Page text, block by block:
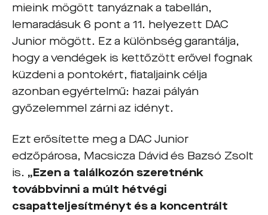
mieink mögött tanyáznak a tabellán,
lemaradásuk 6 pont a 11. helyezett DAC
Junior mögött. Ez a különbség garantálja,
hogy a vendégek is kettőzött erővel fognak
küzdeni a pontokért, fiataljaink célja
azonban egyértelmű: hazai pályán
győzelemmel zárni az idényt.
Ezt erősítette meg a DAC Junior
edzőpárosa, Macsicza Dávid és Bazsó Zsolt
is. „Ezen a találkozón szeretnénk
továbbvinni a múlt hétvégi
csapatteljesítményt és a koncentrált